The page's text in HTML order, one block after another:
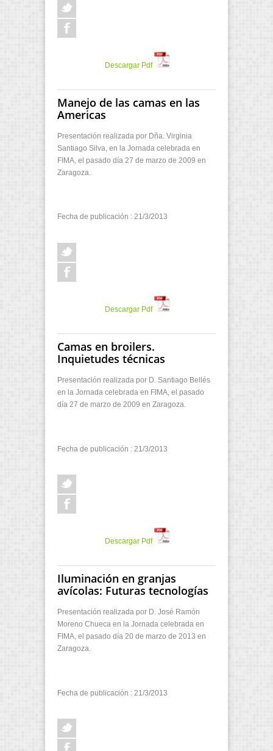
Descargar Pdf
Manejo de las camas en las
Americas
Presentación realizada por Dña. Virginia
Santiago Silva, en la Jornada celebrada en
FIMA, el pasado día 27 de marzo de 2009 en
Zaragoza.
Fecha de publicación : 21/3/2013
Descargar Pdf
Camas en broilers.
Inquietudes técnicas
Presentación realizada por D. Santiago Bellés
en la Jornada celebrada en FIMA, el pasado
día 27 de marzo de 2009 en Zaragoza.
Fecha de publicación : 21/3/2013
Descargar Pdf
Iluminación en granjas
avícolas: Futuras tecnologías
Presentación realizada por D. José Ramón
Moreno Chueca en la Jornada celebrada en
FIMA, el pasado día 20 de marzo de 2013 en
Zaragoza.
Fecha de publicación : 21/3/2013